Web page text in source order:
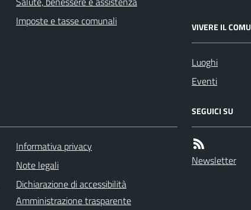
Imposte e tasse comunali
VIVERE IL
Luoghi
Eventi
Informativa privacy
Note legali
Dichiarazione di accessibilità
Amministrazione trasparente
SEGUICI SU
Newsletter